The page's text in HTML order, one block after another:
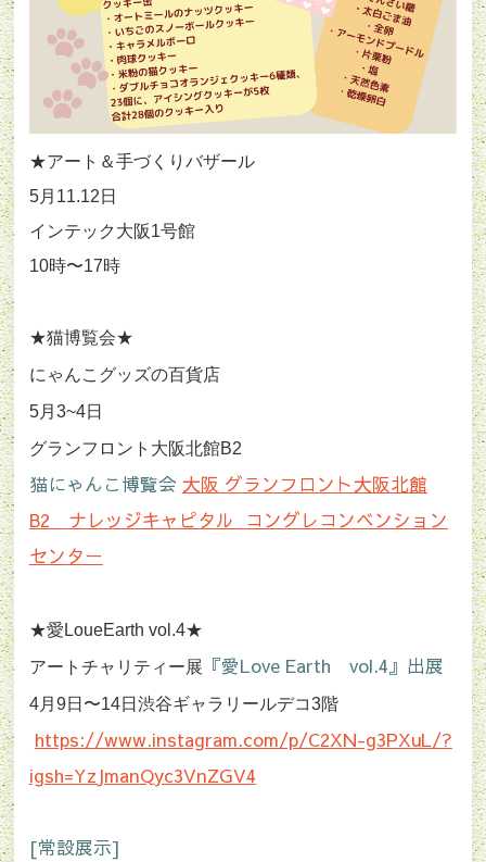
★アート＆手づくりバザール
5月11.12日
インテック大阪1号館
10時〜17時
★猫博覧会★
にゃんこグッズの百貨店
5月3~4日
グランフロント大阪北館B2
猫にゃんこ博覧会 大阪 グランフロント大阪北館
B2 ナレッジキャピタル コングレコンベンション
センター
★愛LoueEarth vol.4★
アートチャリティー展 『愛Love Earth vol.4』出展
4月9日〜14日 渋谷ギャラリールデコ3階
https://www.instagram.com/p/C2XN-g3PXuL/?
igsh=YzJmanQyc3VnZGV4
[常設展示]